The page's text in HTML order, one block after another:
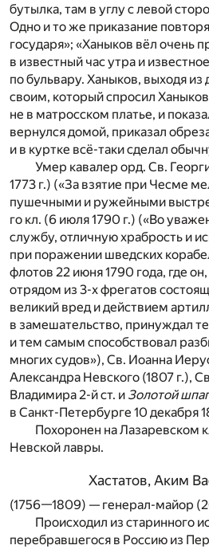
бутылка, там в углу с левой
Одно и то же приказание
государя»; «Ханыков вёл очень
в известный час утра и
по бульвару. Ханыков, выходя
своим, который спросил
не в матросском платье, и
вернулся домой, приказал
и в куртке всё-таки сделал
Умер кавалер орд. Св.
1773 г.) («За взятие при Чесме
пушечными и ружейными
го кл. (6 июля 1790 г.) («Во
службу, отличную храбрость и
при поражении шведских
флотов 22 июня 1790 года, где
отрядом из 3-х фрегатов
великий вред и действием
в замешательство, принуждал
и тем самым способствовал
многих судов»), Св. Иоанна
Александра Невского (1807 г.),
Владимира 2-й ст. и Золотой
в Санкт-Петербурге 10 декабря
Похоронен на Лазаревском
Невской лавры.
Хастатов, Аким
(1756—1809) — генерал-майор
Происходил из старинного
перебравшегося в Россию из